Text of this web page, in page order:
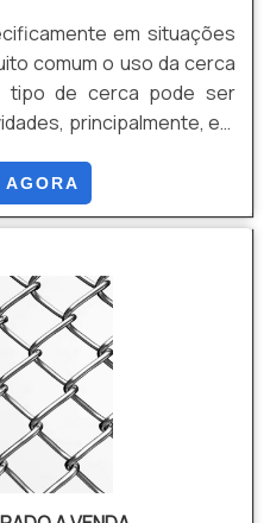
em situações
comum o uso da cerca
tipo de cerca pode ser
principalmente, em
invasões e os animais
determinada.A cerca
que, em sua extensão,
divididas em quatro
AGORA